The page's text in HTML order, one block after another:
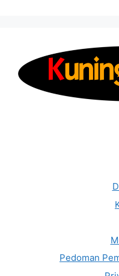
Pedoman